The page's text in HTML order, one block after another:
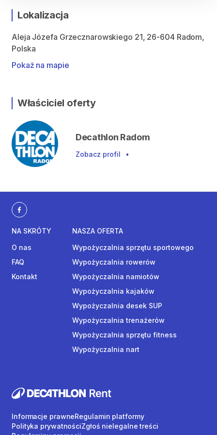
Lokalizacja
Aleja Józefa Grzecznarowskiego 21, 26-604 Radom,
Polska
Pokaż na mapie
Właściciel oferty
Decathlon Radom
Zobacz profil •
NA SKRÓTY
O nas
FAQ
Kontakt
NASZA OFERTA
Wypożyczalnia sprzętu sportowego
Wypożyczalnia rowerów
Wypożyczalnia namiotów
Wypożyczalnia kajaków
Wypożyczalnia desek SUP
Wypożyczalnia trenażerów
Wypożyczalnia sprzętu fitness
Wypożyczalnia nart
Informacje prawneRegulamin platformy
Polityka prywatnościZgłoś nielegalne treści